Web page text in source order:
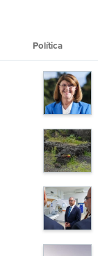
Polí­tica